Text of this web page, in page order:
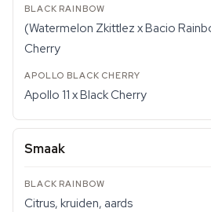
(Watermelon Zkittlez x Bacio
Cherry
Apollo 11 x Black Cherry
Smaak
Citrus, kruiden, aards